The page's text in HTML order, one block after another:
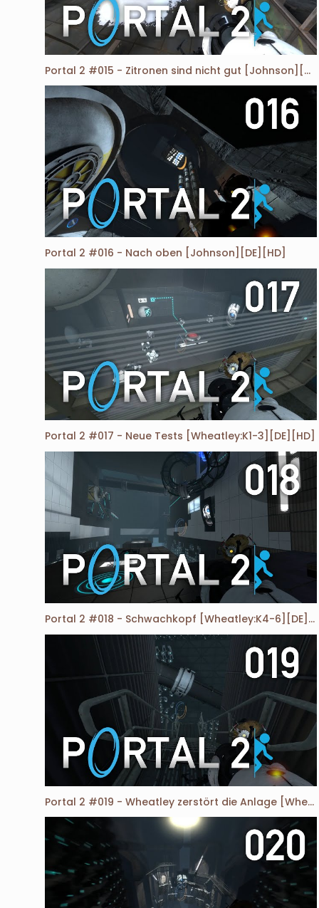
Portal 2 #015 - Zitronen sind nicht gut [Johnson][DE][HD]
Portal 2 #016 - Nach oben [Johnson][DE][HD]
Portal 2 #017 - Neue Tests [Wheatley:K1-3][DE][HD]
Portal 2 #018 - Schwachkopf [Wheatley:K4-6][DE][HD]
Portal 2 #019 - Wheatley zerstört die Anlage [Wheatley:K12,15-16][DE][HD]